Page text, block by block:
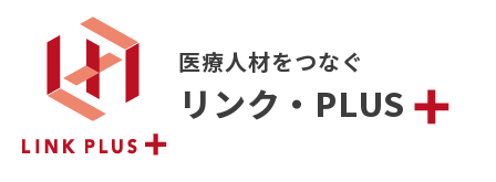
医療人材をつなぐ
リンク・PLUS